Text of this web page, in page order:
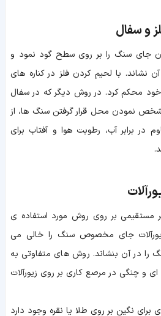
و سفال
جای سنگ را بر روی سطح گود نمود و
نشاند. با لحیم کردن فلز در کناره های
محکم کرد. در روش دیگر که در سفال
نمودن محل قرار گرفتن سنگ ها، از
برابر آب، رطوبت هوا و آفتاب برای
مستقیمی بر روی روش مورد استفاده ی
جای مخصوص سنگ را خالی می
را در آن بنشاند. روش های متفاوتی به
اي و چنگي در مرصع کاری بر روی زیورآلات
برای نگین بر روی طلا یا نقره وجود دارد